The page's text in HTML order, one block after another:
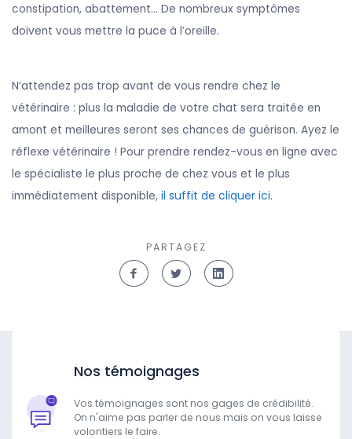
constipation, abattement… De nombreux symptômes
doivent vous mettre la puce à l’oreille.
N’attendez pas trop avant de vous rendre chez le
vétérinaire : plus la maladie de votre chat sera traitée en
amont et meilleures seront ses chances de guérison. Ayez le
réflexe vétérinaire ! Pour prendre rendez-vous en ligne avec
le spécialiste le plus proche de chez vous et le plus
immédiatement disponible, il suffit de cliquer ici.
PARTAGEZ
Nos témoignages
Vos témoignages sont nos gages de crédibilité.
On n'aime pas parler de nous mais on vous laisse
volontiers le faire.